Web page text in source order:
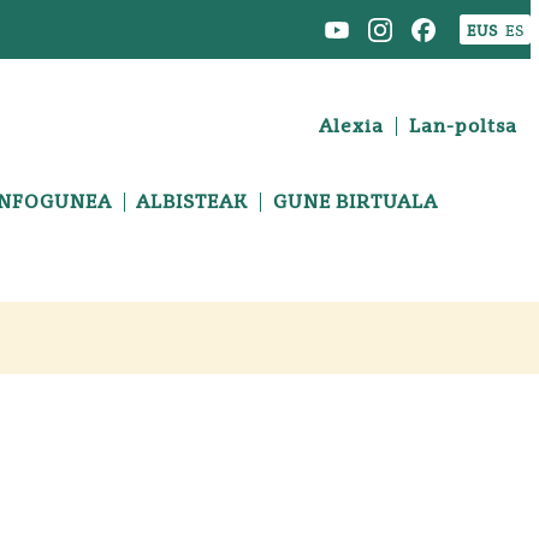
EUS ES
Alexia Lan-poltsa
ALBISTEAK GUNE BIRTUALA